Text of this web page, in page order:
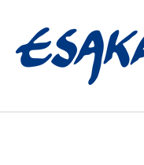
sisältöön